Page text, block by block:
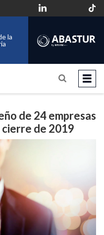
la
de 24 empresas
de 2019